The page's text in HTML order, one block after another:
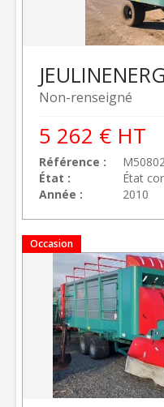
Non-renseigné
JEULIN
Référence
État
État
Année
2010
5 262 € HT
Occasion